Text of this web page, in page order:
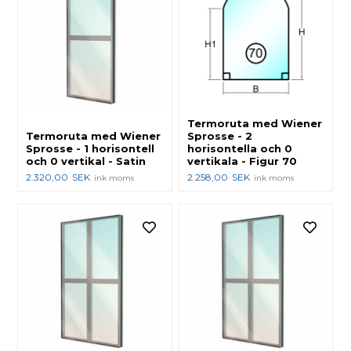
Termoruta med Wiener
Sprosse - 1 horisontell
och 0 vertikal - Satin
2.320,00 SEK ink moms
Termoruta med Wiener
Sprosse - 2
horisontella och 0
vertikala - Figur 70
2.258,00 SEK ink moms